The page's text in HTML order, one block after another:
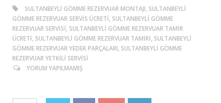
SULTANBEYLI GÖMME REZERVUAR MONTAJI, SULTANBEYLI
GÖMME REZERVUAR SERVIS ÜCRETI, SULTANBEYLI GÖMME
REZERVUAR SERVISI, SULTANBEYLI GÖMME REZERVUAR TAMIR
ÜCRETI, SULTANBEYLI GÖMME REZERVUAR TAMIRI, SULTANBEYLI
GÖMME REZERVUAR YEDEK PARÇALARI, SULTANBEYLI GÖMME
REZERVUAR YETKILI SERVISI
YORUM YAPILMAMIŞ